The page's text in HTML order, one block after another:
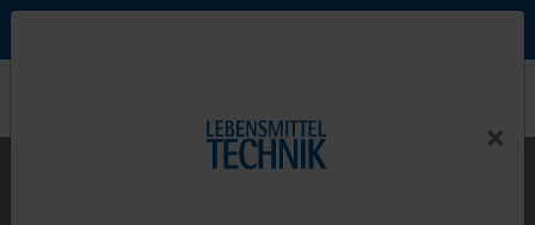
Home ×